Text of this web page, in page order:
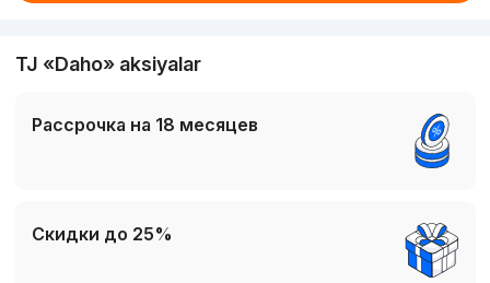
TJ «Daho» aksiyalar
Рассрочка на 18 месяцев
Скидки до 25%